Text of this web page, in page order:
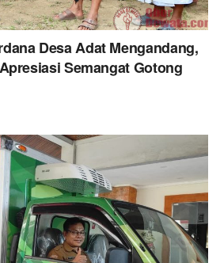
Desa Adat Mengandang,
Semangat Gotong